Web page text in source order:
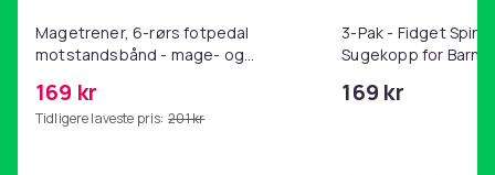
Magetrener, 6-rørs fotpedal
motstandsbånd - mage- og
hjemmegymnastikk Pink
169 kr
Tidligere laveste pris: 201 kr
3-Pak - Fidget
Sugekopp for Barn
169 kr